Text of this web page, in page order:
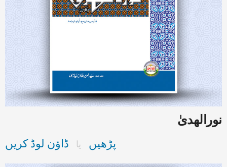
نورالھدیٰ
پڑھیں یا ڈاؤن لوڈ کریں